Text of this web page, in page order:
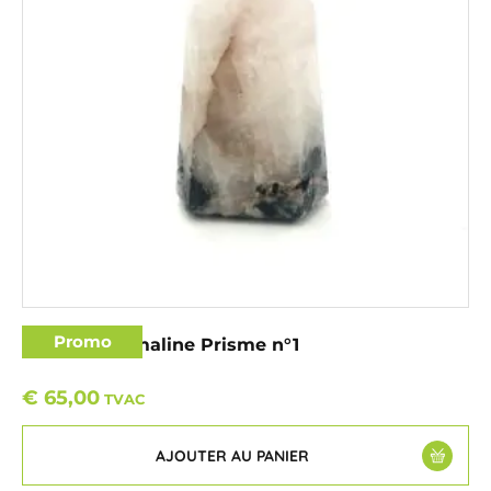
Promo
Quartz Tourmaline Prisme n°1
€ 65,00 TVAC
AJOUTER AU PANIER